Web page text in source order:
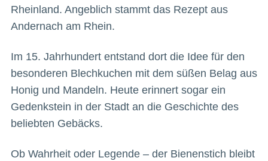
Rheinland. Angeblich stammt das Rezept aus
Andernach am Rhein.
Im 15. Jahrhundert entstand dort die Idee für den
besonderen Blechkuchen mit dem süßen Belag aus
Honig und Mandeln. Heute erinnert sogar ein
Gedenkstein in der Stadt an die Geschichte des
beliebten Gebäcks.
Ob Wahrheit oder Legende – der Bienenstich bleibt